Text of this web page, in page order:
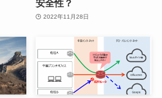
安全性？
2022年11月28日